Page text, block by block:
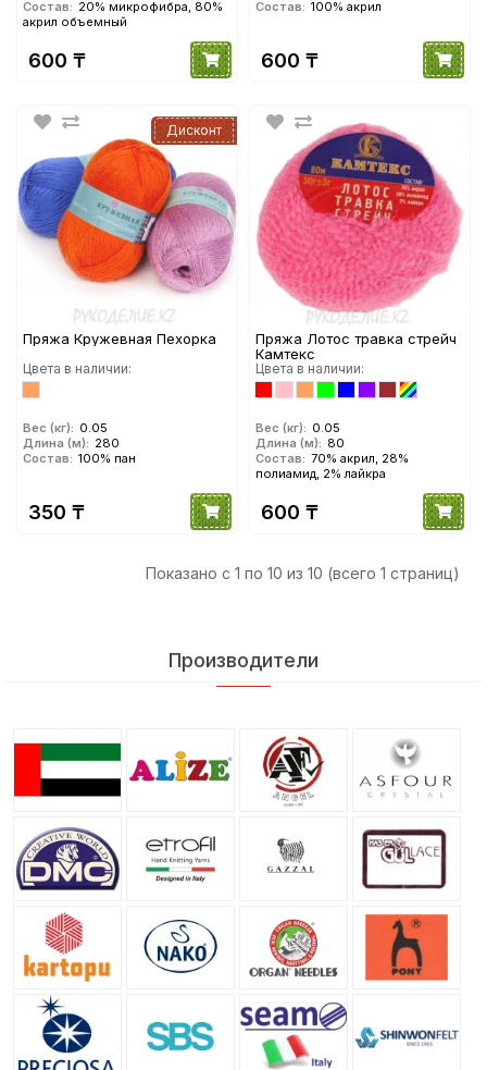
Состав: 20% микрофибра, 80%
акрил объемный
600 ₸
Состав: 100% акрил
600 ₸
Дисконт
Пряжа Кружевная Пехорка
Цвета в наличии:
Вес (кг): 0.05
Длина (м): 280
Состав: 100% пан
350 ₸
Пряжа Лотос травка стрейч
Камтекс
Цвета в наличии:
Вес (кг): 0.05
Длина (м): 80
Состав: 70% акрил, 28%
полиамид, 2% лайкра
600 ₸
Показано с 1 по 10 из 10 (всего 1 страниц)
Производители